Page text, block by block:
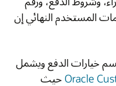
المستخدم النهائي إن
خيارات الدفع ويشمل
Oracle حيث